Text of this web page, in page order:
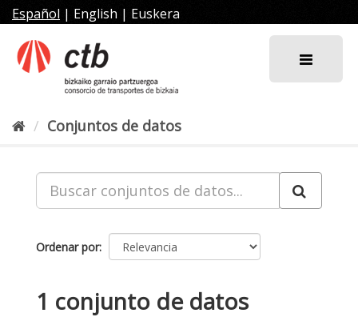
al
contenido
Español | English | Euskera
Conjuntos de datos
Ordenar por
1 conjunto de datos